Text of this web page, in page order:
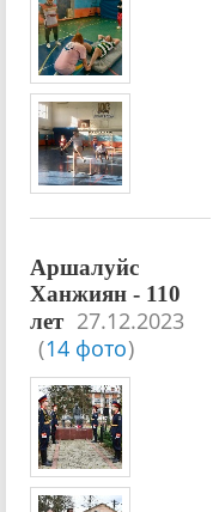
Аршалуйс
Ханжиян - 110
лет 27.12.2023
(14 фото)